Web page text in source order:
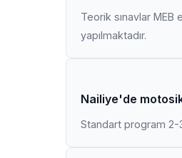
Teorik sınavlar MEB
yapılmaktadır.
Nailiye'de
Standart program 2-